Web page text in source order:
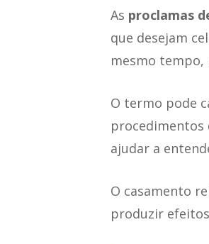
As proclamas
que desejam
mesmo tempo,
O termo pode
procedimentos
ajudar a
O casamento
produzir